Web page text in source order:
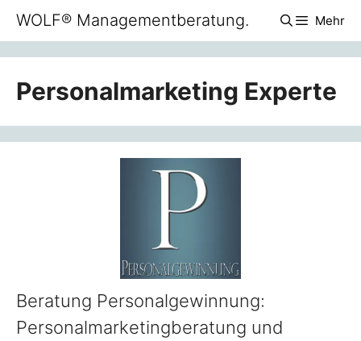
Zum
Inhalt
springen
WOLF® Managementberatung. Mehr
Personalmarketing Experte
Beratung Personalgewinnung:
Personalmarketingberatung und